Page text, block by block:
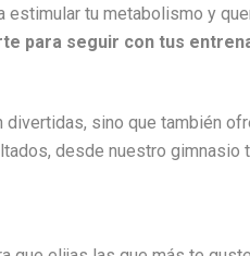
estimular tu metabolismo y
para seguir con tus
sino que también
desde nuestro gimnasio